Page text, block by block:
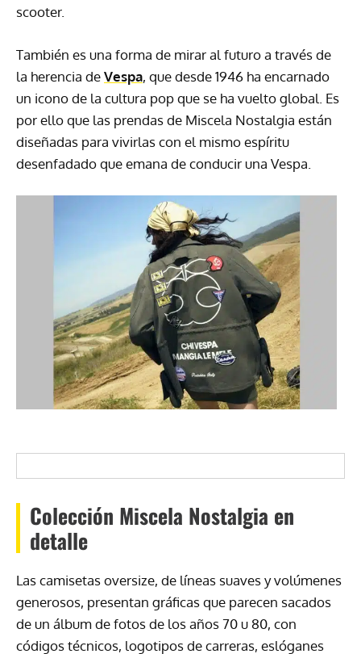
scooter.
También es una forma de mirar al futuro a través de
la herencia deVespa, que desde 1946 ha encarnado
un icono de la cultura pop que se ha vuelto global. Es
por ello que las prendas de Miscela Nostalgia están
diseñadas para vivirlas con el mismo espíritu
desenfadado que emana de conducir una Vespa.
Colección Miscela Nostalgia en
detalle
Las camisetas oversize, de líneas suaves y volúmenes
generosos, presentan gráficas que parecen sacados
de un álbum de fotos de los años 70 u 80, con
códigos técnicos, logotipos de carreras, eslóganes